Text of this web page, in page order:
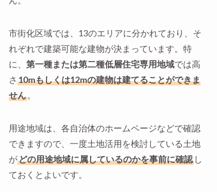
市街化区域では、13のエリアに分かれており、そ
れぞれで建築可能な建物が決まっています。特
に、 第一種または第二種低層住宅専用地域では高
さ 10mもしくは12mの建物は建てることができま
せん。
用途地域は、各自治体のホームページなどで確認
できますので、一度土地活用を検討している土地
がどの用途地域に属しているのかを事前に確認し
ておくとよいです。